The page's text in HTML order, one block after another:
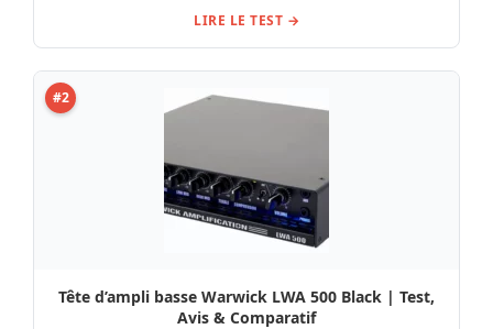
LIRE LE TEST →
#2
Tête d’ampli basse Warwick LWA 500 Black | Test,
Avis & Comparatif